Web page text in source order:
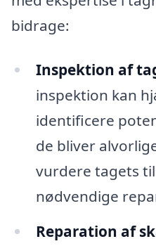
bidrage:
Inspektion af
inspektion kan
identificere
de bliver
vurdere tagets
nødvendige
Reparation af